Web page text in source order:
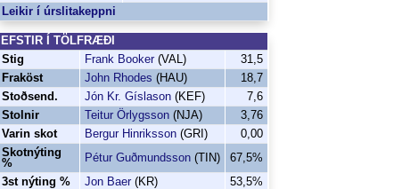
Leikir í úrslitakeppni
EFSTIR Í TÖLFRÆÐI
Stig
Frank Booker(VAL)
31,5
Fraköst
John Rhodes (HAU)
18,7
Stoðsend.
Jón Kr. Gíslason (KEF)
7,6
Stolnir
Teitur Örlygsson (NJA)
3,76
Varin skot
Bergur Hinriksson (GRI)
0,00
Skotnýting
%
Pétur Guðmundsson (TIN)
67,5%
3st nýting %
Jon Baer(KR)
53,5%